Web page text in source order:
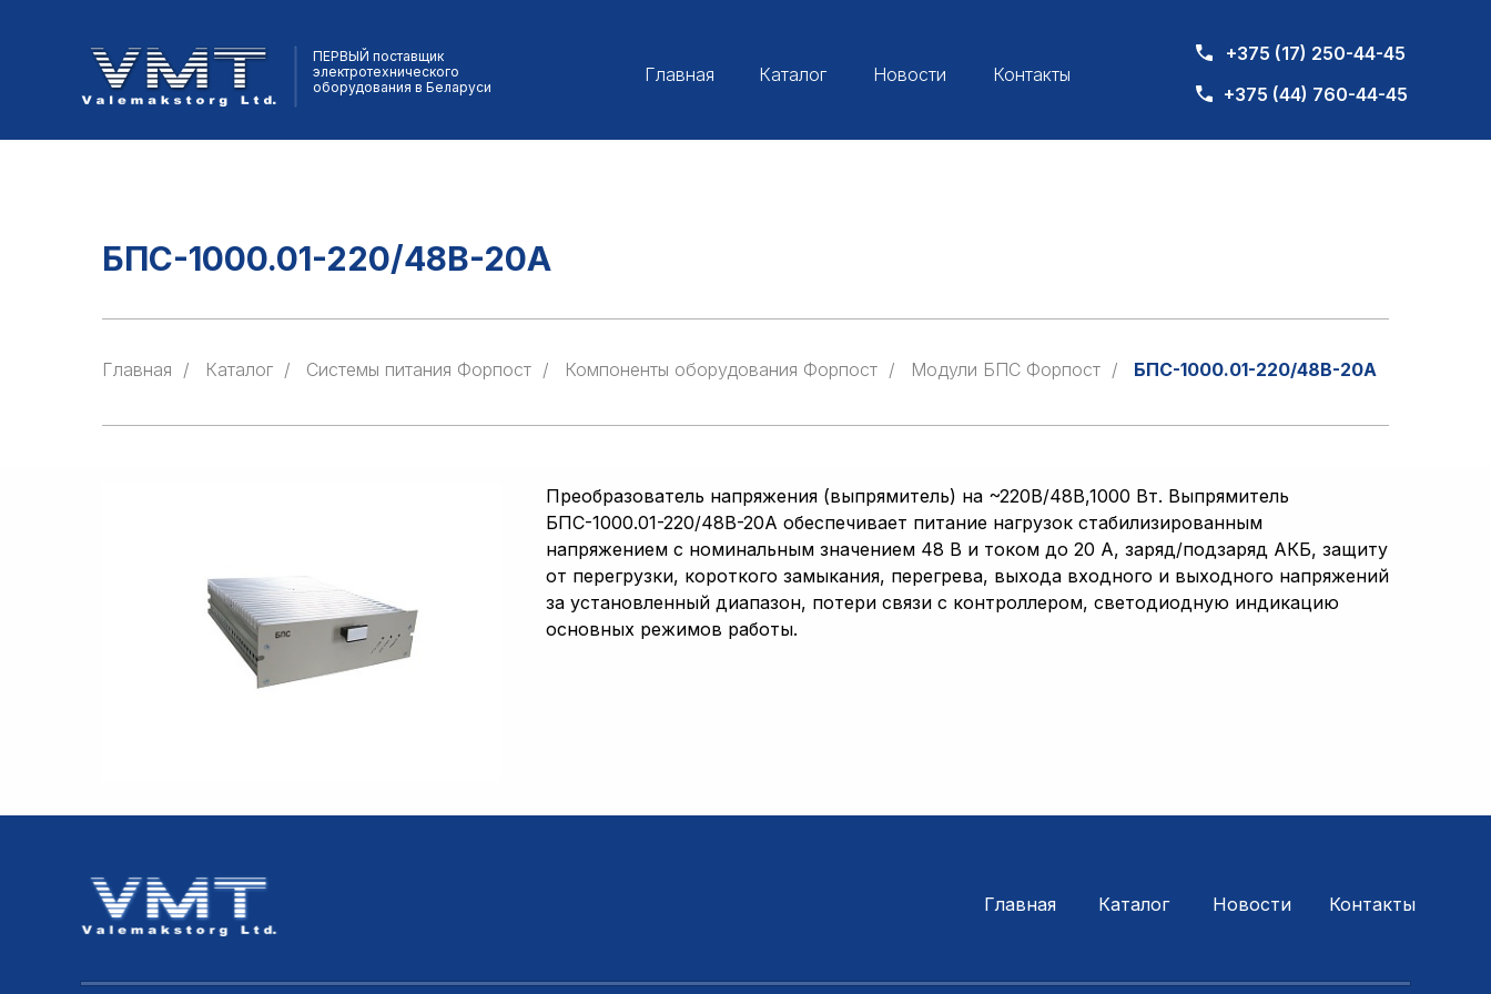
ПЕРВЫЙ поставщик
электротехнического
оборудования в Беларуси
Главная Каталог Новости Контакты
+375 (17) 250-44-45
+375 (44) 760-44-45
БПС-1000.01-220/48B-20A
Главная / Каталог / Cистемы питания Форпост / Компоненты оборудования Форпост / Модули БПС Форпост / БПС-1000.01-220/48B-20A
Преобразователь напряжения (выпрямитель) на ~220В/48B,1000 Вт. Выпрямитель
БПС-1000.01-220/48B-20A обеспечивает питание нагрузок стабилизированным
напряжением с номинальным значением 48 В и током до 20 А, заряд/подзаряд АКБ, защиту
от перегрузки, короткого замыкания, перегрева, выхода входного и выходного напряжений
за установленный диапазон, потери связи с контроллером, светодиодную индикацию
основных режимов работы.
Главная Каталог Новости Контакты